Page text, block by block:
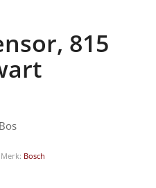
815
Merk: Bosch